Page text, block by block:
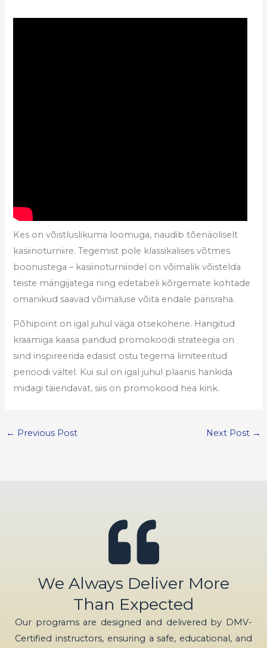
Kes on võistluslikuma loomuga, naudib tõenäoliselt
kasiinoturniire. Tegemist pole klassikalises võtmes
boonustega – kasiinoturniiridel on võimalik võistelda
teiste mängijatega ning edetabeli kõrgemate kohtade
omanikud saavad võimaluse võita endale pärisraha.
Põhipoint on igal juhul väga otsekohene. Hangitud
kraamiga kaasa pandud promokoodi strateegia on
sind inspireerida edasist ostu tegema limiteeritud
perioodi vältel. Kui sul on igal juhul plaanis hankida
midagi täiendavat, siis on promokood hea kink.
← Previous Post Next Post →
We Always Deliver More
Than Expected
Our programs are designed and delivered by DMV-
Certified instructors, ensuring a safe, educational, and